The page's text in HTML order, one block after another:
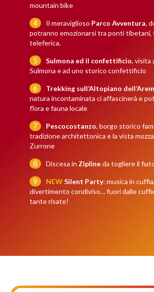
mountain bike
Il meraviglioso Parco Avventura,
potranno emozionarsi tra ponti tibetani,
teleferica.
Sulmona ed il confettificio, visita
Sulmona e ad uno storico confettificio
Trekking sull’Altopiano
natura incontaminata ci affascinerà e
flora e fauna locale
Pescocostanzo, borgo storico
tradizione architettonica e la vista
Zurrone
Discesa in Ziplineda togliere il
NEWSilent Party: musica in
divertimento condiviso… fuori dalle
tante risate!